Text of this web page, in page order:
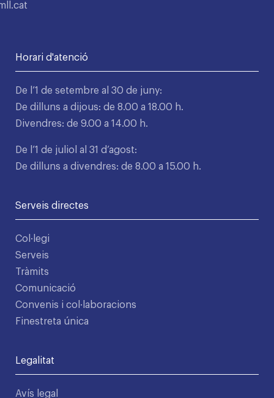
Horari d'atenció
De l’1 de setembre al 30 de juny:
De dilluns a dijous: de 8.00 a 18.00 h.
Divendres: de 9.00 a 14.00 h.
De l’1 de juliol al 31 d’agost:
De dilluns a divendres: de 8.00 a 15.00 h.
Serveis directes
Col·legi
Serveis
Tràmits
Comunicació
Convenis i col·laboracions
Finestreta única
Legalitat
Avís legal